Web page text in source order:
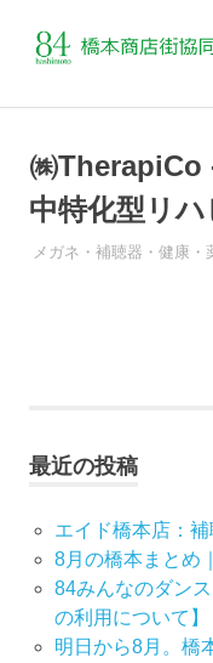
㈱TherapiCo
中特化型リ
メガネ・補聴器・健康・
最近の投稿
エイド橋本店：補
8月の橋本まとめ
84みんなのダン
の利用について】
明日から8月。橋